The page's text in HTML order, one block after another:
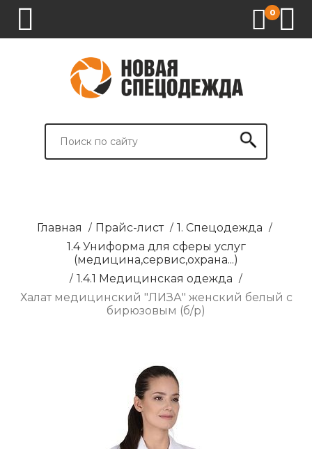
0
СПЕЦОДЕЖДА
СПЕЦОБУВЬ
СРЕДСТВА
ВСПОМОГАТЕЛЬНЫЕ
БРЕНДИРОВАНИЕ
Главная / Прайс-лист / 1. Спецодежда /
1.4 Униформа для сферы услуг
(медицина,сервис,охрана...)
/ 1.4.1 Медицинская одежда /
Халат медицинский "ЛИЗА" женский белый с
бирюзовым (б/р)